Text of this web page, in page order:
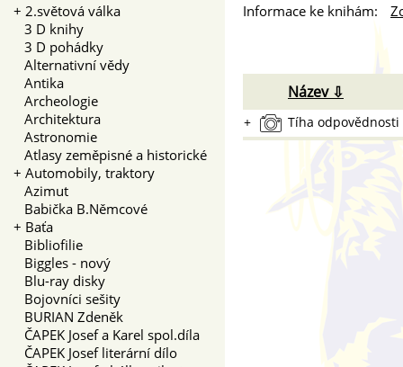
+ 2.světová válka
3 D knihy
3 D pohádky
Alternativní vědy
Antika
Archeologie
Architektura
Astronomie
Atlasy zeměpisné a historické
+ Automobily, traktory
Azimut
Babička B.Němcové
+ Baťa
Bibliofilie
Biggles - nový
Blu-ray disky
Bojovníci sešity
BURIAN Zdeněk
ČAPEK Josef a Karel spol.díla
ČAPEK Josef literární dílo
Informace ke knihám:
Název ⇩
+ Tíha odpovědnosti